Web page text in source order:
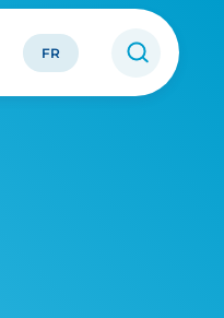
FR